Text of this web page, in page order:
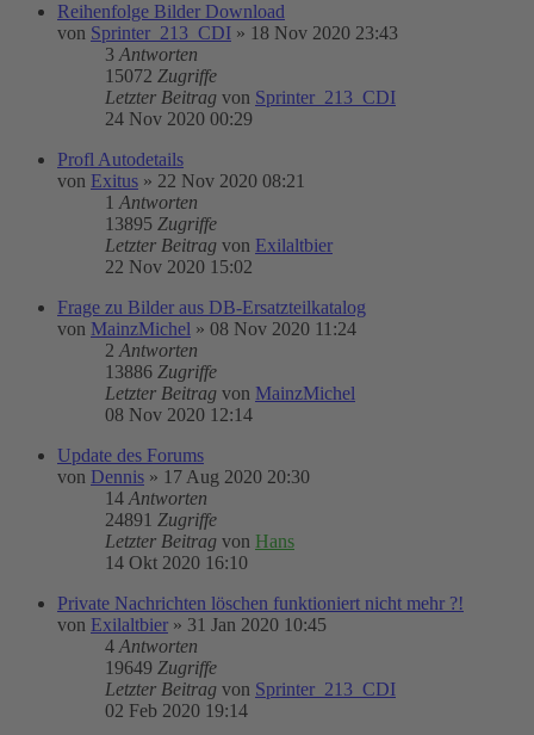
Reihenfolge Bilder Download
von Sprinter_213_CDI » 18 Nov 2020 23:43
3 Antworten
15072 Zugriffe
Letzter Beitrag von Sprinter_213_CDI
24 Nov 2020 00:29
Profl Autodetails
von Exitus » 22 Nov 2020 08:21
1 Antworten
13895 Zugriffe
Letzter Beitrag von Exilaltbier
22 Nov 2020 15:02
Frage zu Bilder aus DB-Ersatzteilkatalog
von MainzMichel » 08 Nov 2020 11:24
2 Antworten
13886 Zugriffe
Letzter Beitrag von MainzMichel
08 Nov 2020 12:14
Update des Forums
von Dennis » 17 Aug 2020 20:30
14 Antworten
24891 Zugriffe
Letzter Beitrag von Hans
14 Okt 2020 16:10
Private Nachrichten löschen funktioniert nicht mehr ?!
von Exilaltbier » 31 Jan 2020 10:45
4 Antworten
19649 Zugriffe
Letzter Beitrag von Sprinter_213_CDI
02 Feb 2020 19:14